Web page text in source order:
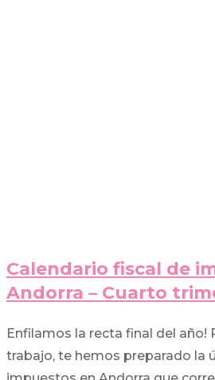
Calendario fiscal de
Andorra – Cuarto
Enfilamos la recta final del año!
trabajo, te hemos preparado la